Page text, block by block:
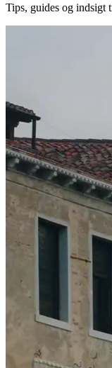
Tips, guides og indsigt